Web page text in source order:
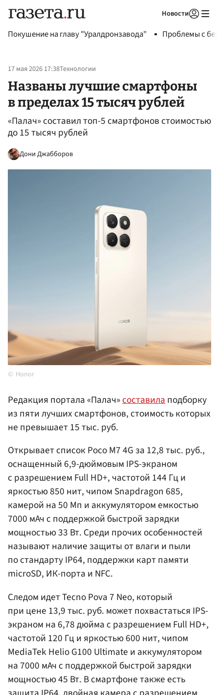
Новости
Покушение на главу "Уралдронзавода" Проблемы с
17 мая 2026 17:38Технологии
Названы лучшие смартфоны
в пределах 15 тысяч рублей
«Палач» составил топ-5 смартфонов стоимостью
до 15 тысяч рублей
Дони Джабборов
Honor
Редакция портала «Палач»составилаподборку
из пяти лучших смартфонов, стоимость которых
не превышает 15 тыс. руб.
Открывает список Poco M7 4G за 12,8 тыс. руб.,
оснащенный 6,9-дюймовым IPS-экраном
с разрешением Full HD+, частотой 144 Гц и
яркостью 850 нит, чипом Snapdragon 685,
камерой на 50 Мп и аккумулятором емкостью
7000 мАч с поддержкой быстрой зарядки
мощностью 33 Вт. Среди прочих особенностей
называют наличие защиты от влаги и пыли
по стандарту IP64, поддержки карт памяти
microSD, ИК-порта и NFC.
Следом идет Tecno Pova 7 Neo, который
при цене 13,9 тыс. руб. может похвастаться IPS-
экраном на 6,78 дюйма с разрешением Full HD+,
частотой 120 Гц и яркостью 600 нит, чипом
MediaTek Helio G100 Ultimate и аккумулятором
на 7000 мАч с поддержкой быстрой зарядки
мощностью 45 Вт. В смартфоне также есть